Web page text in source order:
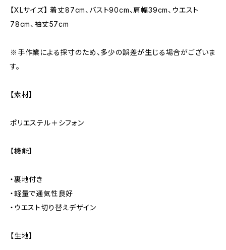
【XLサイズ】 着丈87cm、バスト90cm、肩幅39cm、ウエスト
78cm、袖丈57cm
※手作業による採寸のため、多少の誤差が生じる場合がございま
す。
【素材】
ポリエステル＋シフォン
【機能】
・裏地付き
・軽量で通気性良好
・ウエスト切り替えデザイン
【生地】